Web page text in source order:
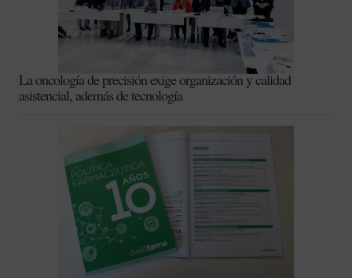
La oncología de precisión exige organización y calidad
asistencial, además de tecnología